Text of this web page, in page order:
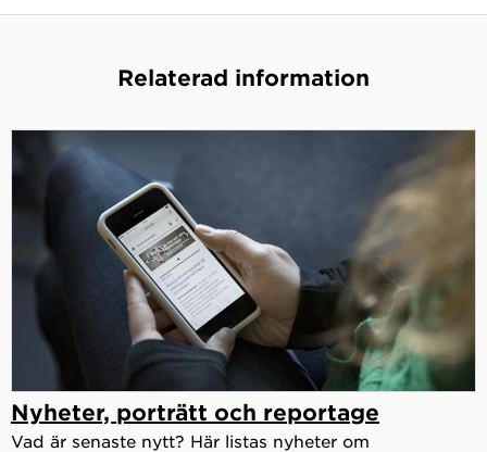
Relaterad information
Nyheter, porträtt och reportage
Vad är senaste nytt? Här listas nyheter om